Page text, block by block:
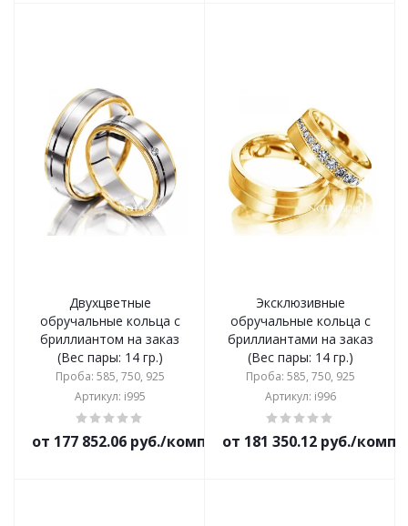
Двухцветные
обручальные кольца с
бриллиантом на заказ
(Вес пары: 14 гр.)
Проба: 585, 750, 925
Артикул: i995
от 177 852.06 руб./комплект
Эксклюзивные
обручальные кольца с
бриллиантами на заказ
(Вес пары: 14 гр.)
Проба: 585, 750, 925
Артикул: i996
от 181 350.12 руб./